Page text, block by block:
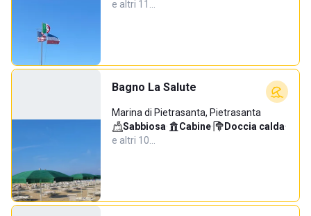
e altri 11…
Bagno La Salute
Marina di Pietrasanta, Pietrasanta
Sabbiosa· Cabine· Doccia calda·
e altri 10…